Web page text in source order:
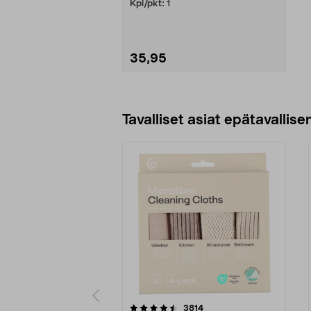
Kpl/pkt: 1
35,95
Tavalliset asiat
3814arvostelut
4.5viidestä